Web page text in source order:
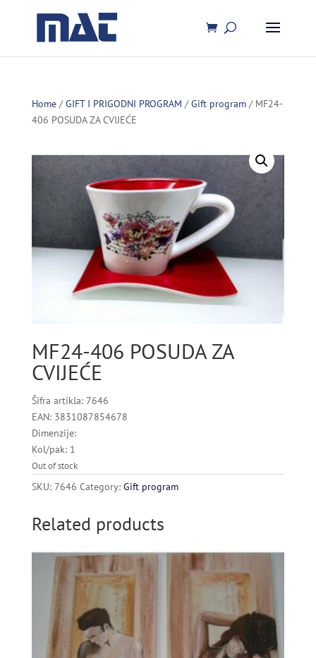
Home/GIFT I PRIGODNI PROGRAM /Gift program/ MF24-
406 POSUDA ZA CVIJEĆE
MF24-406 POSUDA ZA
CVIJEĆE
Šifra artikla: 7646
EAN: 3831087854678
Dimenzije:
Kol/pak: 1
Out of stock
SKU: 7646 Category: Gift program
Related products